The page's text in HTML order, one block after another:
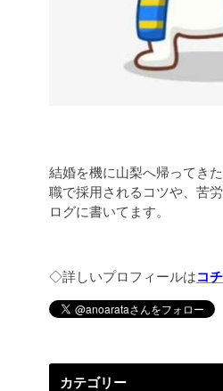
結婚を機に山梨へ帰ってき
職で採用されるコツや、苦
ログに書いてます。
◇詳しいプロフィールはコ
カテゴリー